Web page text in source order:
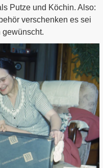
Putze und Köchin. Also:
verschenken es sei
gewünscht.